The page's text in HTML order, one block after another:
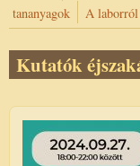
tananyagok
A laborról
Kutatók